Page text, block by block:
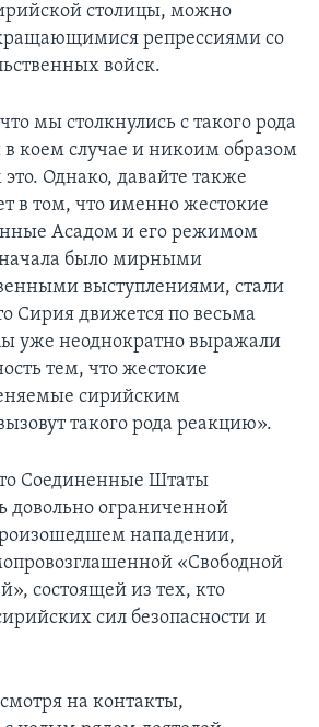
столицы, можно
репрессиями со
войск.
мы столкнулись с такого рода
коем случае и никоим образом
Однако, давайте также
в том, что именно жестокие
Асадом и его режимом
было мирными
выступлениями, стали
Сирия движется по весьма
уже неоднократно выражали
тем, что жестокие
сирийским
такого рода реакцию».
Соединенные Штаты
довольно ограниченной
нападении,
«Свободной
состоящей из тех, кто
сил безопасности и
на контакты,